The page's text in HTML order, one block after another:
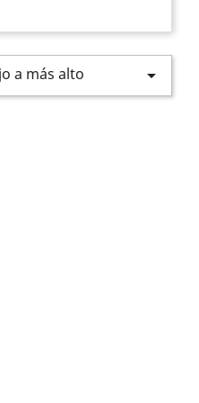
a más alto 